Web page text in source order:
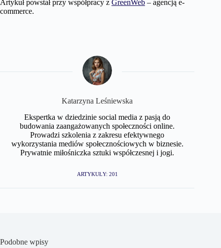
Artykuł powstał przy współpracy z GreenWeb – agencją e-
commerce.
Katarzyna Leśniewska
Ekspertka w dziedzinie social media z pasją do
budowania zaangażowanych społeczności online.
Prowadzi szkolenia z zakresu efektywnego
wykorzystania mediów społecznościowych w biznesie.
Prywatnie miłośniczka sztuki współczesnej i jogi.
ARTYKUŁY: 201
Podobne wpisy